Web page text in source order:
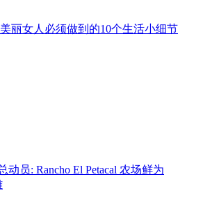
美丽女人必须做到的10个生活小细节